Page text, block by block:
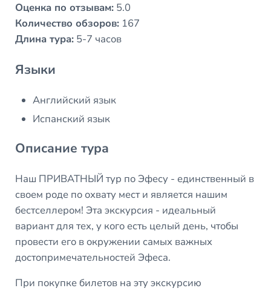
Оценка по отзывам:5.0
Количество обзоров:167
Длина тура:5-7 часов
Языки
Английский язык
Испанский язык
Описание тура
Наш ПРИВАТНЫЙ тур по Эфесу - единственный в
своем роде по охвату мест и является нашим
бестселлером! Эта экскурсия - идеальный
вариант для тех, у кого есть целый день, чтобы
провести его в окружении самых важных
достопримечательностей Эфеса.
При покупке билетов на эту экскурсию